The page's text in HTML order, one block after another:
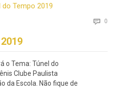
 0
o Tema: Túnel do
Clube Paulista
da Escola. Não fique de